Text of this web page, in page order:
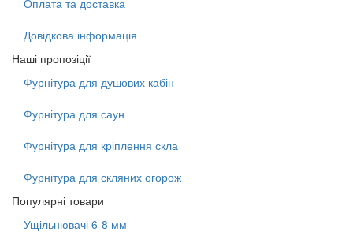
Оплата та доставка
Довідкова інформація
Наші пропозіції
Фурнітура для душових кабін
Фурнітура для саун
Фурнітура для кріплення скла
Фурнітура для скляних огорож
Популярні товари
Ущільнювачі 6-8 мм